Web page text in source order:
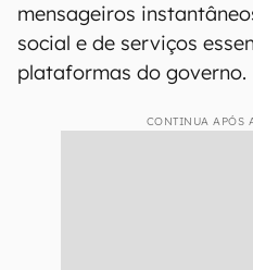
mensageiros
social e de serviços
plataformas do governo.
CONTINUA APÓS